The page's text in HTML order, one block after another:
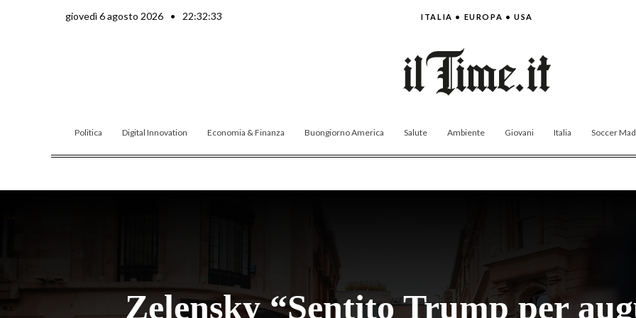
giovedì 6 agosto 2026 • 22:32:35 ITALIA • EUROPA • USA
Politica Digital Innovation Economia & Finanza Buongiorno America Salute Ambiente Giovani Italia Soccer
Zelensky “Sentito Trump per